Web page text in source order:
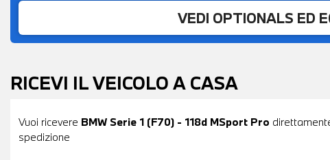
VEDI OPTIONALS ED
RICEVI IL VEICOLO A CASA
Vuoi ricevere BMW Serie 1 (F70) - 118d MSport Pro
spedizione